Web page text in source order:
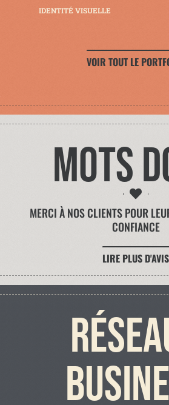
IDENTITÉ VISUELLE
VOIR TOUT LE
mots
MERCI À NOS CLIENTS POUR
CONFIANCE
LIRE PLUS D'AVIS